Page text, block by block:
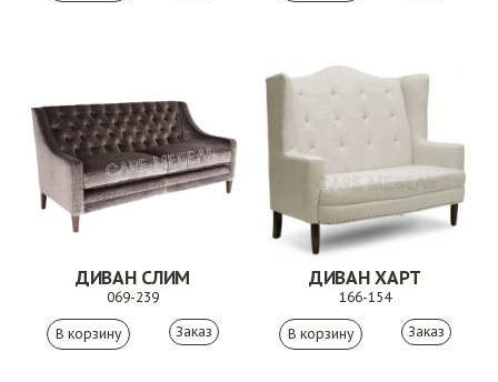
ДИВАН СЛИМ
069-239
Заказ
ДИВАН ХАРТ
166-154
Заказ